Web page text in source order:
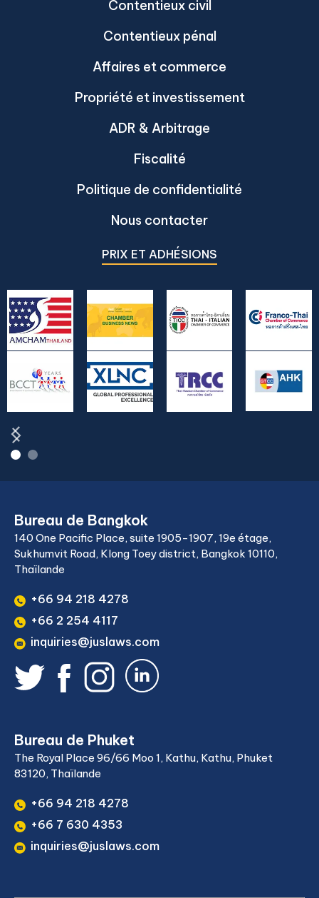
Contentieux civil
Contentieux pénal
Affaires et commerce
Propriété et investissement
ADR & Arbitrage
Fiscalité
Politique de confidentialité
Nous contacter
PRIX ET ADHÉSIONS
Bureau de Bangkok
140 One Pacific Place, suite 1905-1907, 19e étage,
Sukhumvit Road, Klong Toey district, Bangkok 10110,
Thaïlande
+66 94 218 4278
+66 2 254 4117
inquiries@juslaws.com
Bureau de Phuket
The Royal Place 96/66 Moo 1, Kathu, Kathu, Phuket
83120, Thaïlande
+66 94 218 4278
+66 7 630 4353
inquiries@juslaws.com